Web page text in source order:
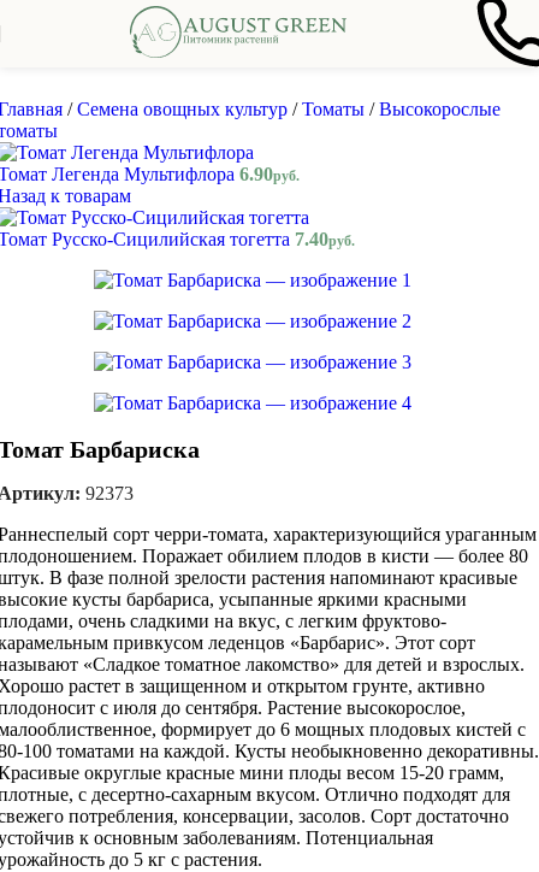
Skip to navigation Skip to main content
/ Семена овощных культур / Томаты / Высокорослые
Легенда Мультифлора 6.90руб.
к товарам
Русско-Сицилийская тогетта 7.40руб.
Барбариска
92373
сорт черри-томата, характеризующийся ураганным
Поражает обилием плодов в кисти — более 80
В фазе полной зрелости растения напоминают красивые
кусты барбариса, усыпанные яркими красными
очень сладкими на вкус, с легким фруктово-
привкусом леденцов «Барбарис». Этот сорт
«Сладкое томатное лакомство» для детей и взрослых.
растет в защищенном и открытом грунте, активно
с июля до сентября. Растение высокорослое,
формирует до 6 мощных плодовых кистей с
100 томатами на каждой. Кусты необыкновенно декоративны.
округлые красные мини плоды весом 15-20 грамм,
с десертно-сахарным вкусом. Отлично подходят для
потребления, консервации, засолов. Сорт достаточно
к основным заболеваниям. Потенциальная
до 5 кг с растения.